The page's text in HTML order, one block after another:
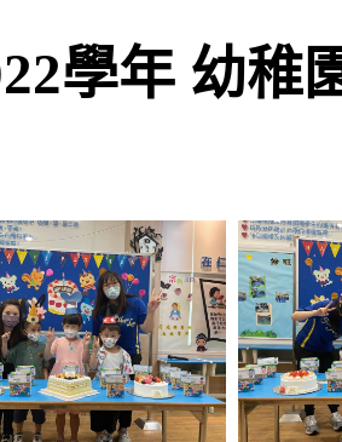
學年 幼